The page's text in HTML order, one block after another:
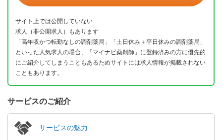
サイト上では公開していない
求人（非公開求人）もあります
「高年収かつ転勤なしの調剤薬局」「土日休み＋平日休みの調剤薬局」
といった人気求人の場合、「マイナビ薬剤師」に登録済みの方に優先的
にご紹介してしまうこともあるためサイトには求人情報が掲載されない
こともあります。
サービスのご紹介
サービスの魅力